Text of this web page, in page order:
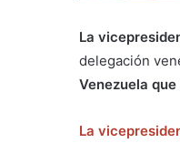
La
delegación
Venezuela
La